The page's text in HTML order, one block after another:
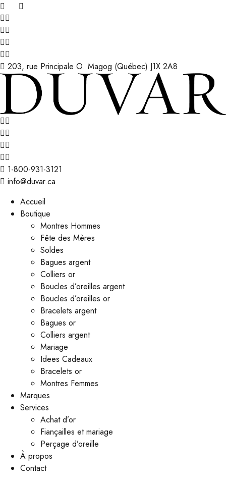
203, rue Principale O. Magog (Québec) J1X 2A8
1-800-931-3121
info@duvar.ca
Accueil
Boutique
Montres Hommes
Fête des Mères
Soldes
Bagues argent
Colliers or
Boucles d’oreilles argent
Boucles d’oreilles or
Bracelets argent
Bagues or
Colliers argent
Mariage
Idees Cadeaux
Bracelets or
Montres Femmes
Marques
Services
Achat d’or
Fiançailles et mariage
Perçage d’oreille
À propos
Contact